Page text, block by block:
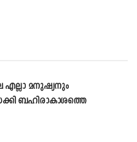
എല്ലാ മനുഷ്യനും
ബഹിരാകാശത്തെ